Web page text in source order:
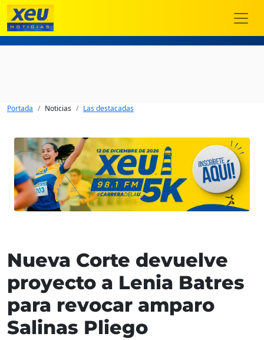
Portada Noticias Las destacadas
Nueva Corte devuelve
proyecto a Lenia Batres
para revocar amparo
Salinas Pliego